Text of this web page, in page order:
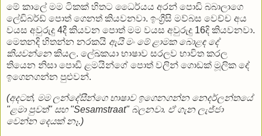
මේ කාලේ මම ටිකක් හිතට ධෛර්යය අරන් පොඩි බබාලාගෙ
ලේඩිබර්ඩ් පොත් ගෙනත් කියවනවා. ඉංග්‍රීසි මව්බස වෙච්ච අය
වයස අවුරුදු 4දී කියවන පොත් මම වයස අවුරුදු 16දි කියවනවා.
මෙතනදි හිතන්න නරකයි ඇයි මං මේ ළාමක බොළඳ දේ
කියවන්නෙ කියල. ලේඛකයා භාෂාව සරලව භාවිත කරල
තියෙන නිසා පොඩි ළමයින්ගේ පොත් වලින් ගොඩක් මූලික දේ
ඉගෙනගන්න පුළුවන්.
(අදටත්, මම ලන්දේසීන්ගෙ භාෂාව ඉගෙනගන්න නෙදර්ලන්තයේ
"ළමා පුවත්" සහ "Sesamstraat" බලනවා. ඒ ගැන ලැජ්ජා
වෙන්න දෙයක් නෑ.)